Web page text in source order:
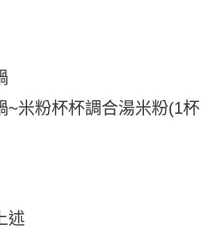
~米粉杯杯調合湯米粉(1杯
述